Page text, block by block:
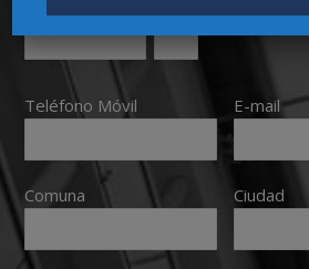
Teléfono Móvil E-mail
Comuna Ciudad